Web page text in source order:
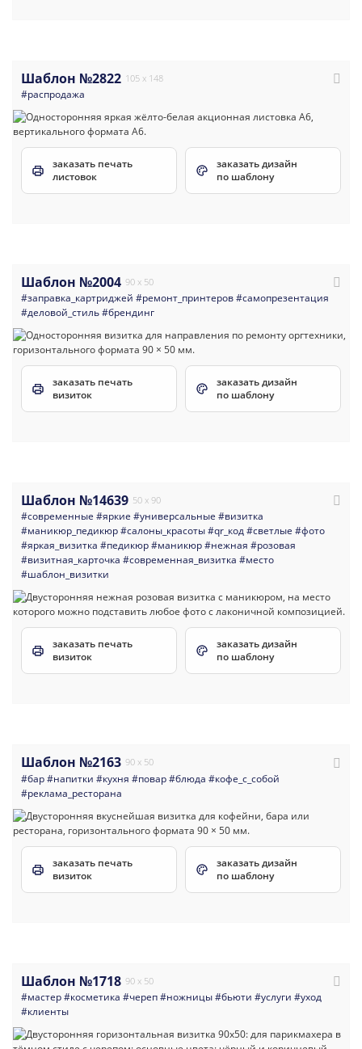
Шаблон №2822 105 x 148
#распродажа
заказать печать
листовок
заказать дизайн
по шаблону
Шаблон №2004 90 x 50
#заправка_картриджей #ремонт_принтеров#самопрезентация
#деловой_стиль#брендинг
заказать печать
визиток
заказать дизайн
по шаблону
Шаблон №14639 50 x 90
#современные #яркие #универсальные #визитка
#маникюр_педикюр#салоны_красоты#qr_код#светлые #фото
#яркая_визитка #педикюр#маникюр#нежная #розовая
#визитная_карточка #современная_визитка #место
#шаблон_визитки
заказать печать
визиток
заказать дизайн
по шаблону
Шаблон №2163 90 x 50
#бар#напитки #кухня #повар#блюда #кофе_с_собой
#реклама_ресторана
заказать печать
визиток
заказать дизайн
по шаблону
Шаблон №1718 90 x 50
#мастер#косметика #череп#ножницы#бьюти #услуги #уход
#клиенты